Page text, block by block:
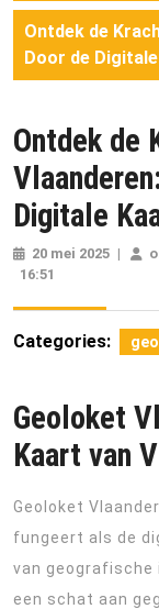
Ontdek de
Door de
Ontdek de
Digitale
20 mei 2025 20
|
16:51
Categories:
Geoloket
Kaart van
Geoloket
fungeert als de
van geografische
een schat aan